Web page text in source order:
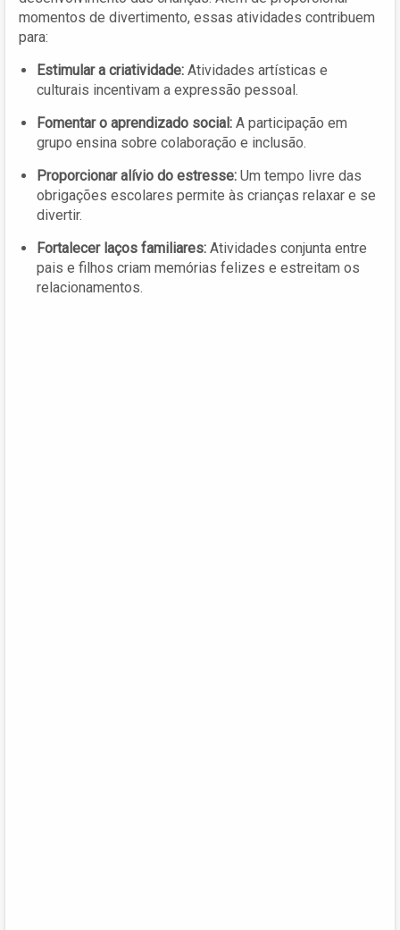
momentos de divertimento, essas atividades contribuem
para:
Estimular a criatividade: Atividades artísticas e
culturais incentivam a expressão pessoal.
Fomentar o aprendizado social: A participação em
grupo ensina sobre colaboração e inclusão.
Proporcionar alívio do estresse: Um tempo livre das
obrigações escolares permite às crianças relaxar e se
divertir.
Fortalecer laços familiares: Atividades conjunta entre
pais e filhos criam memórias felizes e estreitam os
relacionamentos.